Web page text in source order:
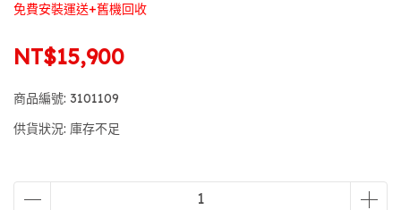
免費安裝運送+舊機回收
NT$15,900
商品編號: 3101109
供貨狀況: 庫存不足